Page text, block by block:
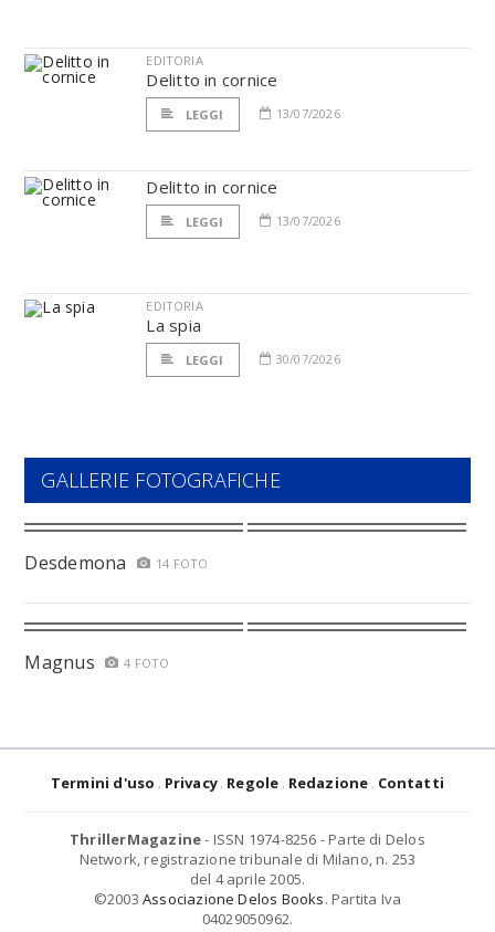
EDITORIA
Delitto in cornice
LEGGI 13/07/2026
Delitto in cornice
LEGGI 13/07/2026
EDITORIA
La spia
LEGGI 30/07/2026
GALLERIE FOTOGRAFICHE
Desdemona 14 FOTO
Magnus 4 FOTO
Termini d'uso Privacy Regole Redazione Contatti
ThrillerMagazine- ISSN 1974-8256 - Parte di Delos
Network, registrazione tribunale di Milano, n. 253
del 4 aprile 2005.
©2003 Associazione Delos Books. Partita Iva
04029050962.